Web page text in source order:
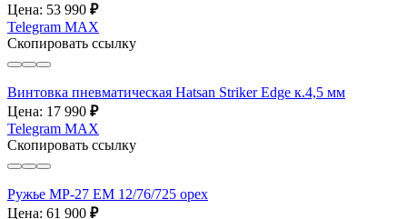
Цена: 53 990 ₽
Telegram MAX
Скопировать ссылку
Винтовка пневматическая Hatsan Striker Edge к.4,5 мм
Цена: 17 990 ₽
Telegram MAX
Скопировать ссылку
Ружье МР-27 ЕМ 12/76/725 орех
Цена: 61 900 ₽